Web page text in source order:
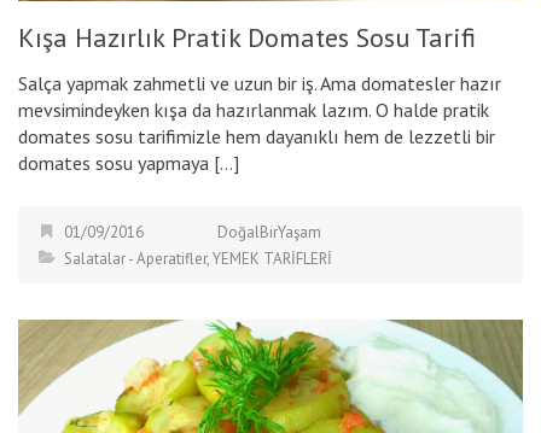
Kışa Hazırlık Pratik Domates Sosu Tarifi
Salça yapmak zahmetli ve uzun bir iş. Ama domatesler hazır
mevsimindeyken kışa da hazırlanmak lazım. O halde pratik
domates sosu tarifimizle hem dayanıklı hem de lezzetli bir
domates sosu yapmaya […]
01/09/2016
DoğalBirYaşam
Salatalar - Aperatifler,YEMEK TARİFLERİ